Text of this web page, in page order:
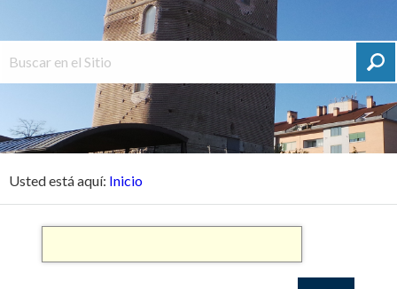
Usted está aquí: Inicio